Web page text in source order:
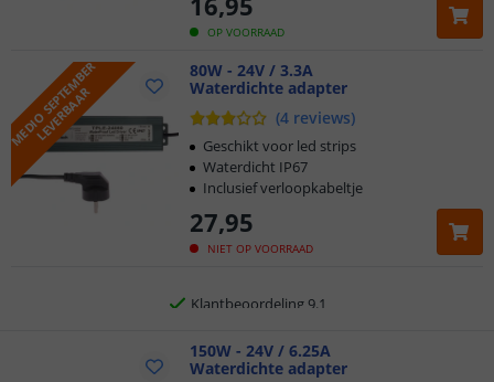
OP VOORRAAD
M
E
D
I
O
S
E
P
T
E
M
B
E
R
L
E
V
E
R
B
A
A
R
80W - 24V / 3.3A
Waterdichte adapter
(4 reviews)
NIET OP VOORRAAD
27,95
Geschikt voor led strips
Waterdicht IP67
Inclusief verloopkabeltje
Klantbeoordeling 9.1
Voor 23:45 uur besteld,morgen in huis
5 jaar garantie
Gratis verzending vanaf € 20,-
Klantbeoordeling 9.1
Voor 23:45 uur besteld,morgen in huis
150W - 24V / 6.25A
Waterdichte adapter